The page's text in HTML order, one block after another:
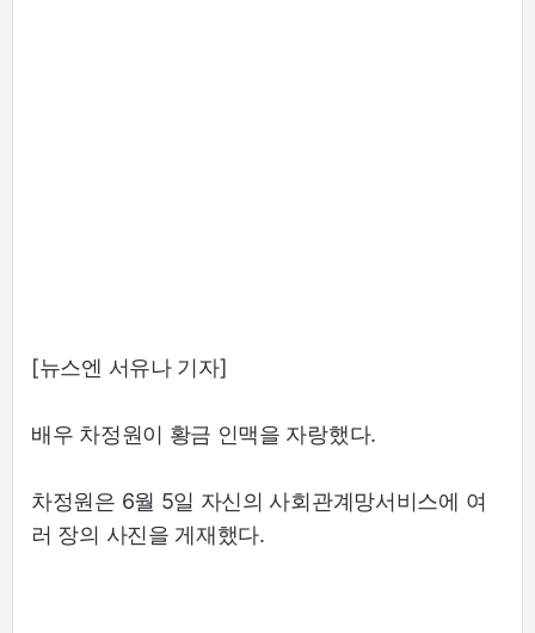
[뉴스엔 서유나 기자]
배우 차정원이 황금 인맥을 자랑했다.
차정원은 6월 5일 자신의 사회관계망서비스에 여
러 장의 사진을 게재했다.